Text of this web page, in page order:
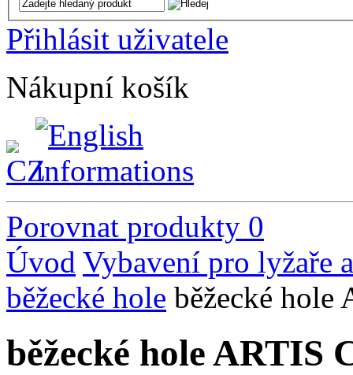
Přihlásit uživatele
Nákupní košík
Porovnat produkty 0
Úvod Vybavení pro lyžaře
běžecké hole běžecké hole
běžecké hole ARTIS